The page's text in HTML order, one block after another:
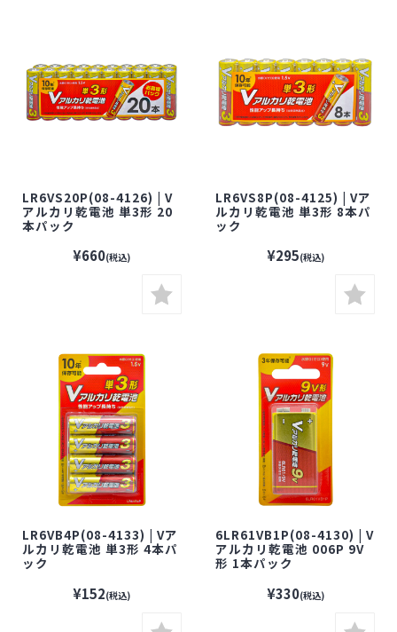
LR6VS20P(08-4126) | V
アルカリ乾電池 単3形 20
本パック
¥660(税込)
LR6VS8P(08-4125) | Vア
ルカリ乾電池 単3形 8本パ
ック
¥295(税込)
LR6VB4P(08-4133) | Vア
ルカリ乾電池 単3形 4本パ
ック
¥152(税込)
6LR61VB1P(08-4130) | V
アルカリ乾電池 006P 9V
形 1本パック
¥330(税込)